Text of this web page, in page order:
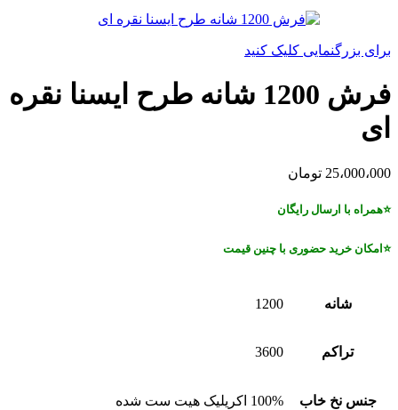
برای بزرگنمایی کلیک کنید
فرش 1200 شانه طرح ایسنا نقره
ای
25،000،000 تومان
⭐همراه با ارسال رایگان
⭐امکان خرید حضوری با چنین قیمت
شانه 1200
تراکم 3600
جنس نخ خاب 100% اکریلیک هیت ست شده